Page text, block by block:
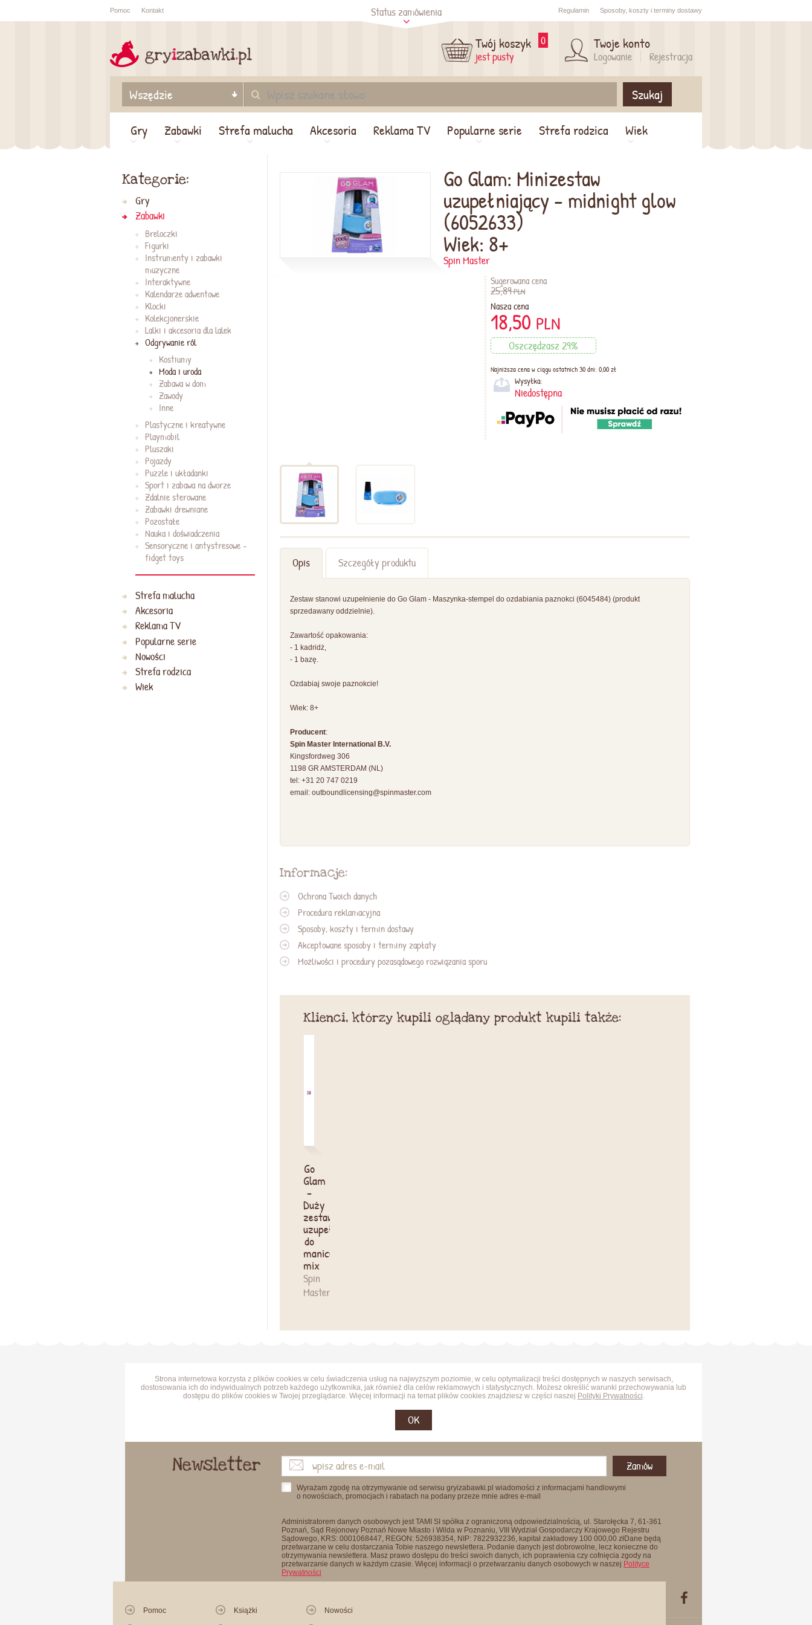
Sprawdź status Sprawdź
Pomoc Kontakt Status zamówienia Regulamin Sposoby, koszty i terminy dostawy
Twój koszyk
jest pusty
0 Twoje konto
Logowanie Rejestracja
Szukaj
Gry
Zabawki Strefa malucha Akcesoria Reklama TV Popularne serie Strefa rodzica Wiek
Go Glam: Minizestaw
uzupełniający - midnight glow
(6052633)
Wiek: 8+
Spin Master
Sugerowana cena
25,89PLN
Nasza cena
18,50 PLN
Oszczędzasz 29%
Najniższa cena w ciągu ostatnich 30 dni: 0,00 zł
Wysyłka:
Niedostępna
Opis Szczegóły produktu
Zestaw stanowi uzupełnienie do Go Glam - Maszynka-stempel do ozdabiania paznokci (6045484) (produkt
sprzedawany oddzielnie).
Zawartość opakowania:
- 1 kadridż,
- 1 bazę.
Ozdabiaj swoje paznokcie!
Wiek: 8+
Producent:
Spin Master International B.V.
Kingsfordweg 306
1198 GR AMSTERDAM (NL)
tel: +31 20 747 0219
email: outboundlicensing@spinmaster.com
Informacje:
Ochrona Twoich danych
Procedura reklamacyjna
Sposoby, koszty i termin dostawy
Akceptowane sposoby i terminy zapłaty
Możliwości i procedury pozasądowego rozwiązania sporu
Klienci, którzy kupili oglądany produkt kupili także:
Go
Glam
-
Duży
zestaw
uzupełniający
do
manicure
mix
Spin
Master
Kategorie:
Gry
Zabawki
Breloczki
Figurki
Instrumenty i zabawki
muzyczne
Interaktywne
Kalendarze adwentowe
Klocki
Kolekcjonerskie
Lalki i akcesoria dla lalek
Odgrywanie ról
Kostiumy
Moda i uroda
Zabawa w dom
Zawody
Inne
Plastyczne i kreatywne
Playmobil
Pluszaki
Pojazdy
Puzzle i układanki
Sport i zabawa na dworze
Zdalnie sterowane
Zabawki drewniane
Pozostałe
Nauka i doświadczenia
Sensoryczne i antystresowe -
fidget toys
Strefa malucha
Akcesoria
Reklama TV
Popularne serie
Nowości
Strefa rodzica
Wiek
Strona internetowa korzysta z plików cookies w celu świadczenia usług na najwyższym poziomie, w celu optymalizacji treści dostępnych w naszych serwisach,
dostosowania ich do indywidualnych potrzeb każdego użytkownika, jak również dla celów reklamowych i statystycznych. Możesz określić warunki przechowywania lub
dostępu do plików cookies w Twojej przeglądarce. Więcej informacji na temat plików cookies znajdziesz w części naszej Polityki Prywatności.
OK
Newsletter Zamów
Wyrażam zgodę na otrzymywanie od serwisu gryizabawki.pl wiadomości z informacjami handlowymi
o nowościach, promocjach i rabatach na podany przeze mnie adres e-mail
Administratorem danych osobowych jest TAMI SI spółka z ograniczoną odpowiedzialnością, ul. Starołęcka 7, 61-361
Poznań, Sąd Rejonowy Poznań Nowe Miasto i Wilda w Poznaniu, VIII Wydział Gospodarczy Krajowego Rejestru
Sądowego, KRS: 0001068447, REGON: 526938354, NIP: 7822932236, kapitał zakładowy 100 000,00 złDane będą
przetwarzane w celu dostarczania Tobie naszego newslettera. Podanie danych jest dobrowolne, lecz konieczne do
otrzymywania newslettera. Masz prawo dostępu do treści swoich danych, ich poprawienia czy cofnięcia zgody na
przetwarzanie danych w każdym czasie. Więcej informacji o przetwarzaniu danych osobowych w naszej Polityce
Prywatności
Pomoc Książki Nowości